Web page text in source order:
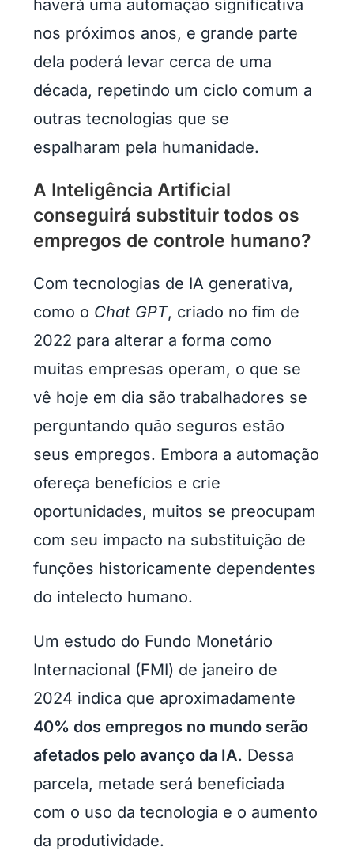
haverá uma automação significativa
nos próximos anos, e grande parte
dela poderá levar cerca de uma
década, repetindo um ciclo comum a
outras tecnologias que se
espalharam pela humanidade.
A Inteligência Artificial
conseguirá substituir todos os
empregos de controle humano?
Com tecnologias de IA generativa,
como o Chat GPT, criado no fim de
2022 para alterar a forma como
muitas empresas operam, o que se
vê hoje em dia são trabalhadores se
perguntando quão seguros estão
seus empregos. Embora a automação
ofereça benefícios e crie
oportunidades, muitos se preocupam
com seu impacto na substituição de
funções historicamente dependentes
do intelecto humano.
Um estudo do Fundo Monetário
Internacional (FMI) de janeiro de
2024 indica que aproximadamente
40% dos empregos no mundo serão
afetados pelo avanço da IA. Dessa
parcela, metade será beneficiada
com o uso da tecnologia e o aumento
da produtividade.